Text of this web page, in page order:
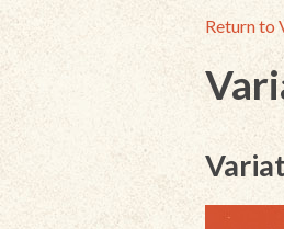
Return to